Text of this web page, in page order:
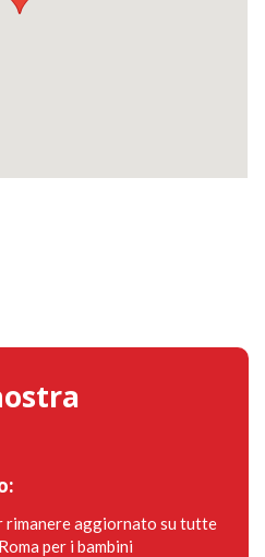
aggiornato su tutte
per i bambini